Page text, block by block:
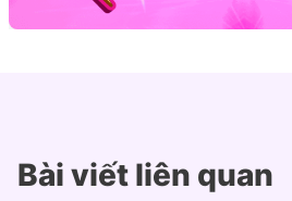
Bài viết liên quan